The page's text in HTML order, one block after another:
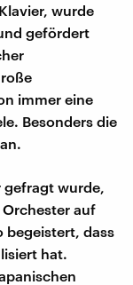
wurde
gefördert
immer eine
Besonders die
wurde,
auf
begeistert, dass
hat.